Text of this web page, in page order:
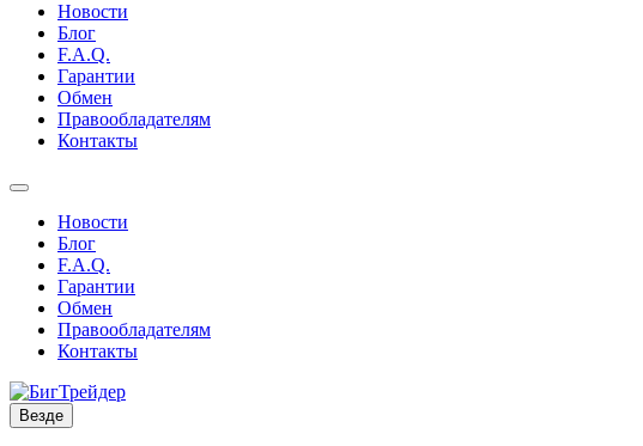
Новости
Блог
F.A.Q.
Гарантии
Обмен
Правообладателям
Контакты
Новости
Блог
F.A.Q.
Гарантии
Обмен
Правообладателям
Контакты
Везде